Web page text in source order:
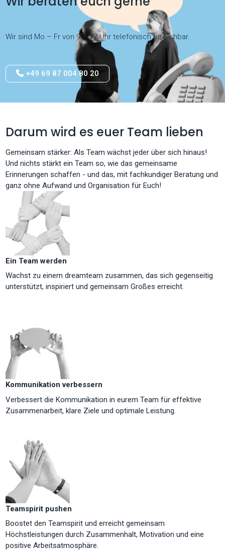
Wir sind Mo – Fr von 9 – 17 Uhr telefonisch erreichbar.
+49 69 87 004 80 20
Darum wird es euer Team lieben
Gemeinsam stärker: Als Team wächst jeder über sich hinaus!
Und nichts stärkt ein Team so, wie das gemeinsame
Erinnerungen schaffen - und das, mit fachkundiger Beratung und
ganz ohne Aufwand und Organisation für Euch!
Ein Team werden
Wachst zu einem dreamteam zusammen, das sich gegenseitig
unterstützt, inspiriert und gemeinsam Großes erreicht.
Kommunikation verbessern
Verbessert die Kommunikation in eurem Team für effektive
Zusammenarbeit, klare Ziele und optimale Leistung.
Teamspirit pushen
Boostet den Teamspirit und erreicht gemeinsam
Höchstleistungen durch Zusammenhalt, Motivation und eine
positive Arbeitsatmosphäre.